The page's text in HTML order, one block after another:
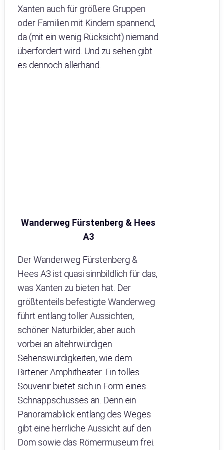
Xanten auch für größere Gruppen
oder Familien mit Kindern spannend,
da (mit ein wenig Rücksicht) niemand
überfordert wird. Und zu sehen gibt
es dennoch allerhand.
Wanderweg Fürstenberg & Hees
A3
Der Wanderweg Fürstenberg &
Hees A3 ist quasi sinnbildlich für das,
was Xanten zu bieten hat. Der
größtenteils befestigte Wanderweg
führt entlang toller Aussichten,
schöner Naturbilder, aber auch
vorbei an altehrwürdigen
Sehenswürdigkeiten, wie dem
Birtener Amphitheater. Ein tolles
Souvenir bietet sich in Form eines
Schnappschusses an. Denn ein
Panoramablick entlang des Weges
gibt eine herrliche Aussicht auf den
Dom sowie das Römermuseum frei.